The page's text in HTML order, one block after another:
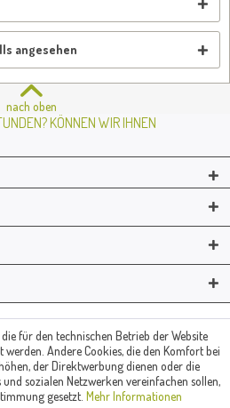
angesehen
nach oben
KÖNNEN WIR IHNEN
Paul e.K. | Westring 2 | 45659
E-Mail: info@pauls-muehle.de
für den technischen Betrieb der Website
Andere Cookies, die den Komfort bei
der Direktwerbung dienen oder die
sozialen Netzwerken vereinfachen sollen,
gesetzt. Mehr Informationen